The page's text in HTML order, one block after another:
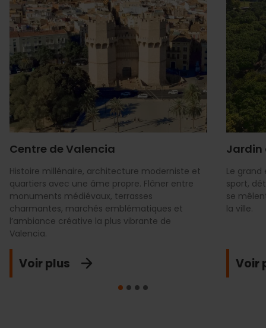
Centre de Valencia
Histoire millénaire, architecture moderniste et
quartiers avec une âme propre. Flâner entre
monuments médiévaux, terrasses
charmantes, marchés emblématiques et
l’ambiance créative la plus vibrante de
Valencia.
Voir plus
Jardin
Le
sport,
se
la ville.
Voir